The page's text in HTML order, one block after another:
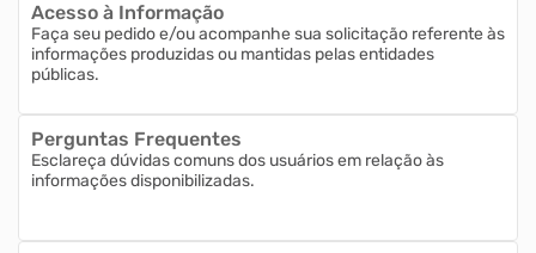
Mapa do Site
Acesso à Informação
Faça seu pedido e/ou acompanhe sua solicitação referente às
informações produzidas ou mantidas pelas entidades
públicas.
Perguntas Frequentes
Esclareça dúvidas comuns dos usuários em relação às
informações disponibilizadas.